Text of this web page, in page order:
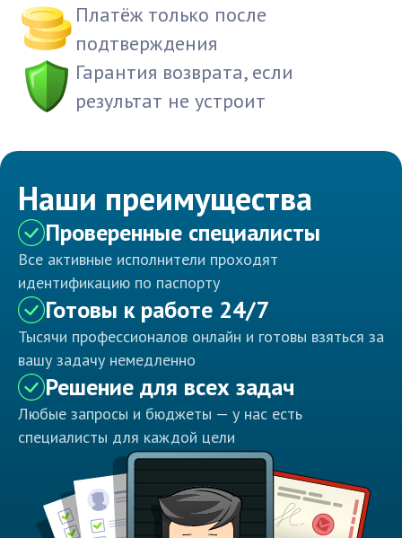
Платёж только после
подтверждения
Гарантия возврата, если
результат не устроит
Наши преимущества
Проверенные специалисты
Все активные исполнители проходят
идентификацию по паспорту
Готовы к работе 24/7
Тысячи профессионалов онлайн и готовы взяться за
вашу задачу немедленно
Решение для всех задач
Любые запросы и бюджеты — у нас есть
специалисты для каждой цели